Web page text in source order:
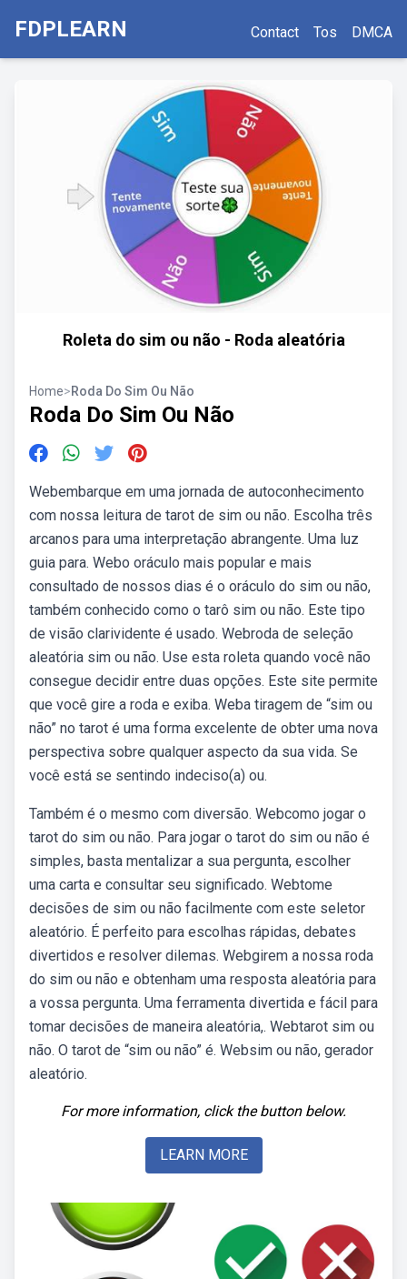
FDPLEARN Contact Tos DMCA
Roleta do sim ou não - Roda aleatória
Home>Roda Do Sim Ou Não
Roda Do Sim Ou Não
Webembarque em uma jornada de autoconhecimento
com nossa leitura de tarot de sim ou não. Escolha três
arcanos para uma interpretação abrangente. Uma luz
guia para. Webo oráculo mais popular e mais
consultado de nossos dias é o oráculo do sim ou não,
também conhecido como o tarô sim ou não. Este tipo
de visão clarividente é usado. Webroda de seleção
aleatória sim ou não. Use esta roleta quando você não
consegue decidir entre duas opções. Este site permite
que você gire a roda e exiba. Weba tiragem de “sim ou
não” no tarot é uma forma excelente de obter uma nova
perspectiva sobre qualquer aspecto da sua vida. Se
você está se sentindo indeciso(a) ou.
Também é o mesmo com diversão. Webcomo jogar o
tarot do sim ou não. Para jogar o tarot do sim ou não é
simples, basta mentalizar a sua pergunta, escolher
uma carta e consultar seu significado. Webtome
decisões de sim ou não facilmente com este seletor
aleatório. É perfeito para escolhas rápidas, debates
divertidos e resolver dilemas. Webgirem a nossa roda
do sim ou não e obtenham uma resposta aleatória para
a vossa pergunta. Uma ferramenta divertida e fácil para
tomar decisões de maneira aleatória,. Webtarot sim ou
não. O tarot de “sim ou não” é. Websim ou não, gerador
aleatório.
For more information, click the button below.
LEARN MORE